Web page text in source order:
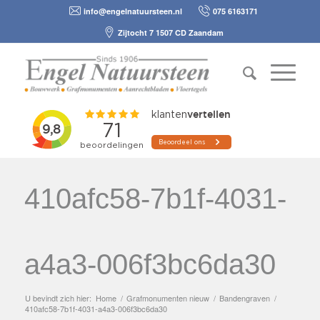
info@engelnatuursteen.nl
075 6163171
Zijtocht 7 1507 CD Zaandam
410afc58-7b1f-4031-
a4a3-006f3bc6da30
U bevindt zich hier: Home / Grafmonumenten nieuw / Bandengraven /
410afc58-7b1f-4031-a4a3-006f3bc6da30